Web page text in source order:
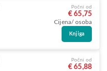
Počni od
€ 65,75
Cijena/ osoba
Knjiga
Počni od
€ 65,88